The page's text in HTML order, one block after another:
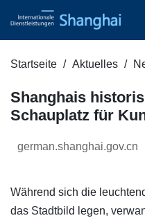
Startseite Aktuelles
Shanghais
Schauplatz für
german.shanghai.gov.cn
Während sich die
das Stadtbild legen,